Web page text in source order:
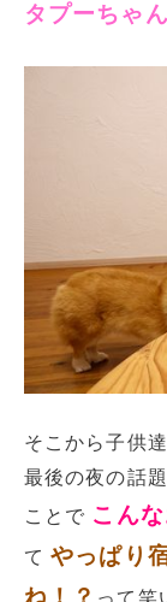
タプーちゃ
そこから子供
最後の夜の話
ことで こん
てやっぱり
ね！？ って笑